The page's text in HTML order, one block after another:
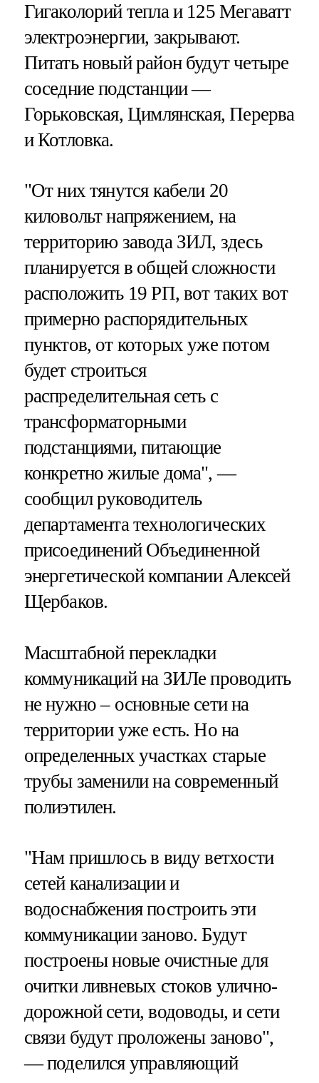
Гигаколорий тепла и 125 Мегаватт
электроэнергии, закрывают.
Питать новый район будут четыре
соседние подстанции —
Горьковская, Цимлянская, Перерва
и Котловка.
"От них тянутся кабели 20
киловольт напряжением, на
территорию завода ЗИЛ, здесь
планируется в общей сложности
расположить 19 РП, вот таких вот
примерно распорядительных
пунктов, от которых уже потом
будет строиться
распределительная сеть с
трансформаторными
подстанциями, питающие
конкретно жилые дома", —
сообщил руководитель
департамента технологических
присоединений Объединенной
энергетической компании Алексей
Щербаков.
Масштабной перекладки
коммуникаций на ЗИЛе проводить
не нужно – основные сети на
территории уже есть. Но на
определенных участках старые
трубы заменили на современный
полиэтилен.
"Нам пришлось в виду ветхости
сетей канализации и
водоснабжения построить эти
коммуникации заново. Будут
построены новые очистные для
очитки ливневых стоков улично-
дорожной сети, водоводы, и сети
связи будут проложены заново",
— поделился управляющий